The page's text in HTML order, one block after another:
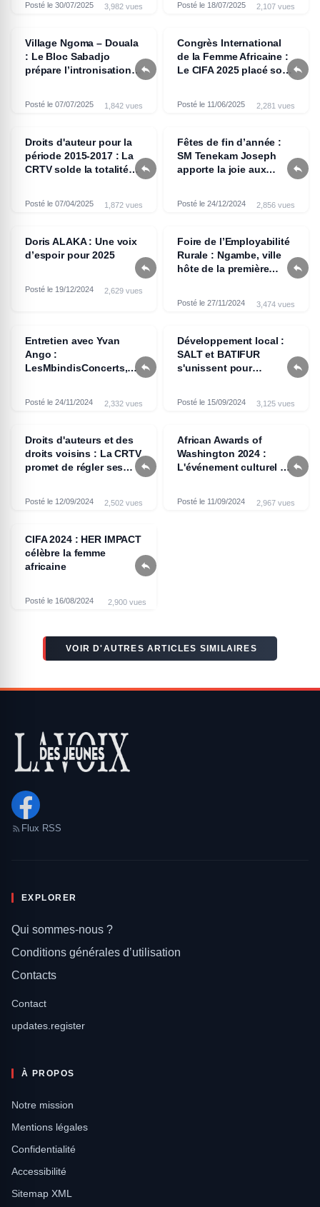
Posté le 30/07/2025 3,982 vues Posté le 18/07/2025 2,107 vues
Village Ngoma – Douala
: Le Bloc Sabadjo
prépare l’intronisation
Posté le 07/07/2025 1,842 vues

Congrès International
de la Femme Africaine :
Le CIFA 2025 placé sous
Posté le 11/06/2025 2,281 vues

Droits d'auteur pour la
période 2015-2017 : La
CRTV solde la totalité
Posté le 07/04/2025 1,872 vues

Fêtes de fin d’année :
SM Tenekam Joseph
apporte la joie aux
Posté le 24/12/2024 2,856 vues

Doris ALAKA : Une voix
d’espoir pour 2025
Posté le 19/12/2024 2,629 vues

Foire de l’Employabilité
Rurale : Ngambe, ville
hôte de la première
Posté le 27/11/2024 3,474 vues

Entretien avec Yvan
Ango :
LesMbindisConcerts,
d'innovations musicales
Posté le 24/11/2024 2,332 vues

Développement local :
SALT et BATIFUR
s'unissent pour
Posté le 15/09/2024 3,125 vues

Droits d'auteurs et des
droits voisins : La CRTV
promet de régler ses
Posté le 12/09/2024 2,502 vues

African Awards of
Washington 2024 :
L'événement culturel de
Posté le 11/09/2024 2,967 vues

CIFA 2024 : HER IMPACT
célèbre la femme
africaine
Posté le 16/08/2024 2,900 vues

VOIR D'AUTRES ARTICLES SIMILAIRES
Flux RSS
EXPLORER
Qui sommes-nous ?
Conditions générales d’utilisation
Contacts
Contact
updates.register
À PROPOS
Notre mission
Mentions légales
Confidentialité
Accessibilité
Sitemap XML